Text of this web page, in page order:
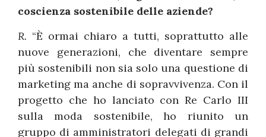
coscienza sostenibile delle aziende?
R. “È ormai chiaro a tutti, soprattutto alle
nuove generazioni, che diventare sempre
più sostenibili non sia solo una questione di
marketing ma anche di sopravvivenza. Con il
progetto che ho lanciato con Re Carlo III
sulla moda sostenibile, ho riunito un
gruppo di amministratori delegati di grandi